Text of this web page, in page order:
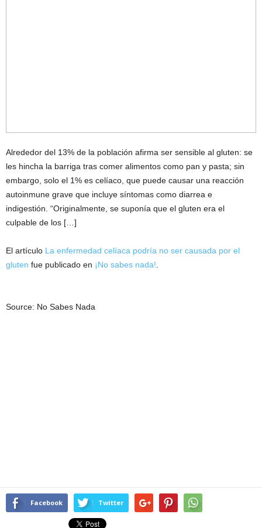
Alrededor del 13% de la población afirma ser sensible al gluten: se
les hincha la barriga tras comer alimentos como pan y pasta; sin
embargo, solo el 1% es celíaco, que puede causar una reacción
autoinmune grave que incluye síntomas como diarrea e
indigestión. “Originalmente, se suponía que el gluten era el
culpable de los […]
El artículo La enfermedad celíaca podría no ser causada por el
gluten fue publicado en ¡No sabes nada!.
Source: No Sabes Nada
Facebook Twitter